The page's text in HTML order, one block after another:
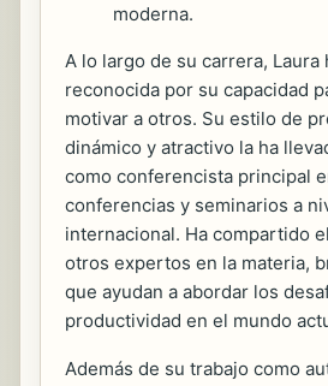
moderna.
A lo largo de su carrera, Laura
reconocida por su capacidad
motivar a otros. Su estilo de
dinámico y atractivo la ha
como conferencista principal
conferencias y seminarios a
internacional. Ha compartido
otros expertos en la materia,
que ayudan a abordar los
productividad en el mundo
Además de su trabajo como